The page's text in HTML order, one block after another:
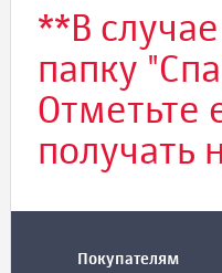
**В
папку
Отметьте
получать
Покупателям